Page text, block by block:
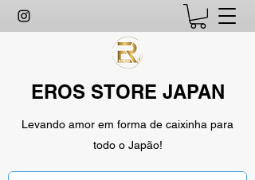
EROS STORE JAPAN
Levando amor em forma de caixinha para
todo o Japão!